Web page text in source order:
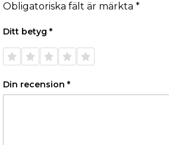
Obligatoriska fält är märkta *
Ditt betyg *
1 av 5
stjärnor
2 av 5
stjärnor
3 av 5
stjärnor
4 av 5
stjärnor
5 av 5
stjärnor
Din recension *